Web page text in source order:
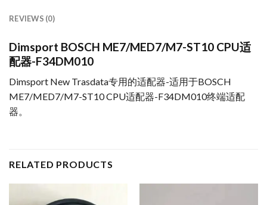
REVIEWS (0)
Dimsport BOSCH ME7/MED7/M7-ST10 CPU适
配器-F34DM010
Dimsport New Trasdata专用的适配器-适用于BOSCH
ME7/MED7/M7-ST10 CPU适配器-F34DM010终端适配
器。
RELATED PRODUCTS